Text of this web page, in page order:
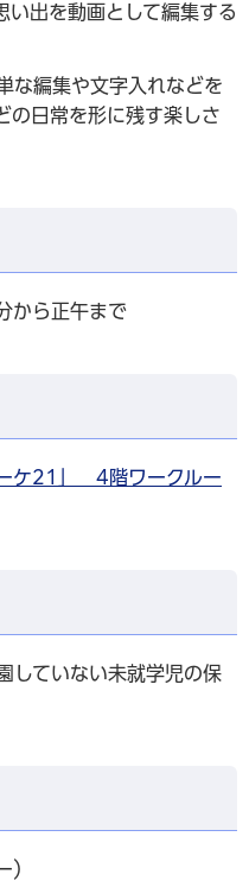
い出を動画として編集する
な編集や文字入れなどを
の日常を形に残す楽しさ
から正午まで
ケ21」 4階ワークルー
していない未就学児の保
）